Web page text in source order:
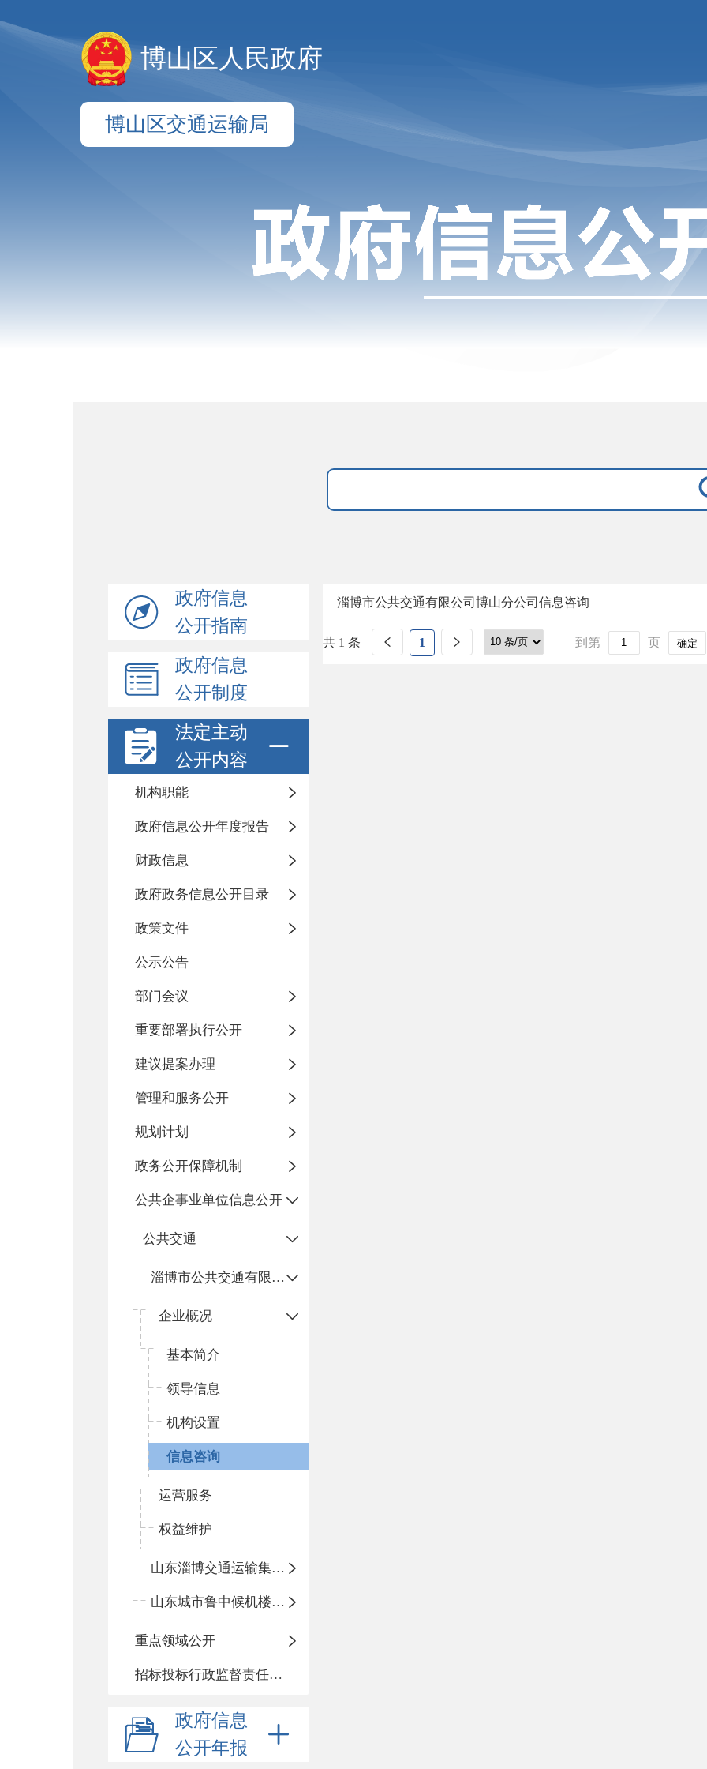
博山区人民政府
博山区交通运输局
政府信息
公开指南
政府信息
公开制度
法定主动
公开内容
机构职能
政府信息公开年度报告
财政信息
政府政务信息公开目录
政策文件
公示公告
部门会议
重要部署执行公开
建议提案办理
管理和服务公开
规划计划
政务公开保障机制
公共企事业单位信息公开
公共交通
淄博市公共交通有限公司博山分公司
企业概况
基本简介
领导信息
机构设置
信息咨询
运营服务
权益维护
山东淄博交通运输集团有限公司博山分公司
山东城市鲁中候机楼有限公司博山分公司
重点领域公开
招标投标行政监督责任清单
政府信息
公开年报
淄博市公共交通有限公司博山分公司信息咨询
共 1 条 1 到第 页 确定